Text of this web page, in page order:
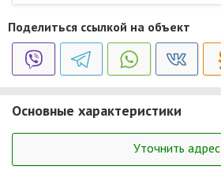
Поделиться ссылкой на объект
Основные характеристики
Уточнить адрес